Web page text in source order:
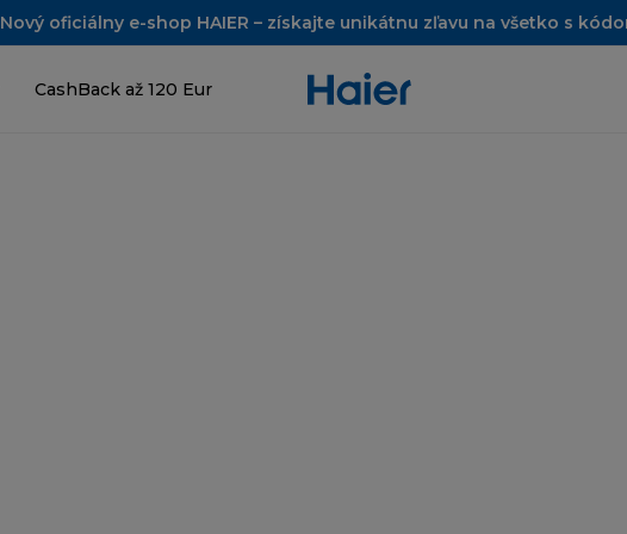
Nový oficiálny e-shop HAIER – získajte unikátnu zľavu na všetko s
CashBack až 120 Eur